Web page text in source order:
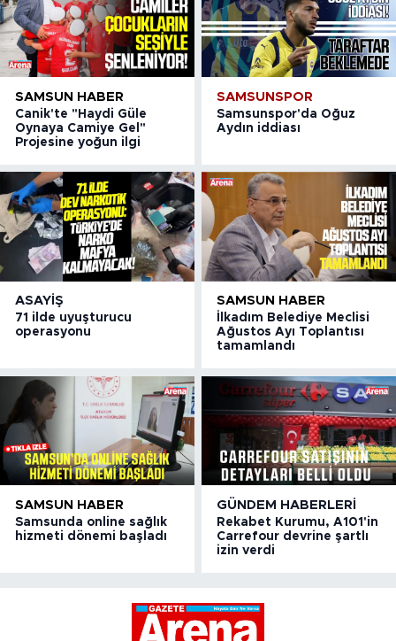
SAMSUN HABER
Canik'te "Haydi Güle
Oynaya Camiye Gel"
Projesine yoğun ilgi
SAMSUNSPOR
Samsunspor'da Oğuz
Aydın iddiası
ASAYIŞ
71 ilde uyuşturucu
operasyonu
SAMSUN HABER
İlkadım Belediye Meclisi
Ağustos Ayı Toplantısı
tamamlandı
SAMSUN HABER
Samsunda online sağlık
hizmeti dönemi başladı
GÜNDEM HABERLERI
Rekabet Kurumu, A101'in
Carrefour devrine şartlı
izin verdi